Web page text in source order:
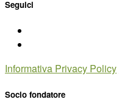
Seguici
Informativa Privacy Policy
Socio fondatore